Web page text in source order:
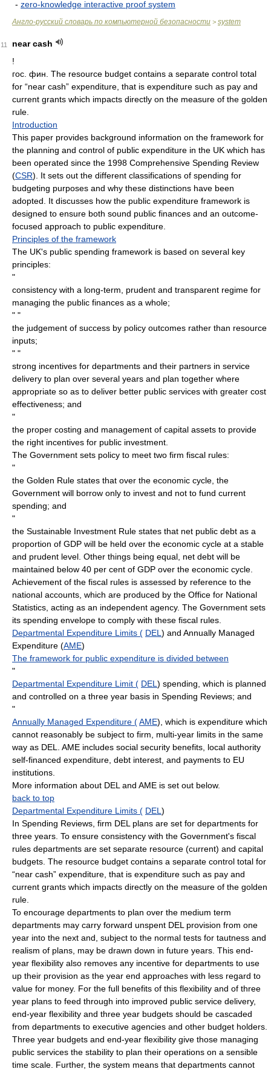
- zero-knowledge interactive proof system
Англо-русский словарь по компьютерной безопасности > system
11
near cash
!
гос. фин. The resource budget contains a separate control total
for “near cash” expenditure, that is expenditure such as pay and
current grants which impacts directly on the measure of the golden
rule.
Introduction
This paper provides background information on the framework for
the planning and control of public expenditure in the UK which has
been operated since the 1998 Comprehensive Spending Review
(CSR). It sets out the different classifications of spending for
budgeting purposes and why these distinctions have been
adopted. It discusses how the public expenditure framework is
designed to ensure both sound public finances and an outcome-
focused approach to public expenditure.
Principles of the framework
The UK's public spending framework is based on several key
principles:
"
consistency with a long-term, prudent and transparent regime for
managing the public finances as a whole;
" "
the judgement of success by policy outcomes rather than resource
inputs;
" "
strong incentives for departments and their partners in service
delivery to plan over several years and plan together where
appropriate so as to deliver better public services with greater cost
effectiveness; and
"
the proper costing and management of capital assets to provide
the right incentives for public investment.
The Government sets policy to meet two firm fiscal rules:
"
the Golden Rule states that over the economic cycle, the
Government will borrow only to invest and not to fund current
spending; and
"
the Sustainable Investment Rule states that net public debt as a
proportion of GDP will be held over the economic cycle at a stable
and prudent level. Other things being equal, net debt will be
maintained below 40 per cent of GDP over the economic cycle.
Achievement of the fiscal rules is assessed by reference to the
national accounts, which are produced by the Office for National
Statistics, acting as an independent agency. The Government sets
its spending envelope to comply with these fiscal rules.
Departmental Expenditure Limits ( DEL ) and Annually Managed
Expenditure (AME)
The framework for public expenditure is divided between
"
Departmental Expenditure Limit ( DEL ) spending, which is planned
and controlled on a three year basis in Spending Reviews; and
"
Annually Managed Expenditure (AME), which is expenditure which
cannot reasonably be subject to firm, multi-year limits in the same
way as DEL. AME includes social security benefits, local authority
self-financed expenditure, debt interest, and payments to EU
institutions.
More information about DEL and AME is set out below.
back to top
Departmental Expenditure Limits ( DEL )
In Spending Reviews, firm DEL plans are set for departments for
three years. To ensure consistency with the Government's fiscal
rules departments are set separate resource (current) and capital
budgets. The resource budget contains a separate control total for
“near cash” expenditure, that is expenditure such as pay and
current grants which impacts directly on the measure of the golden
rule.
To encourage departments to plan over the medium term
departments may carry forward unspent DEL provision from one
year into the next and, subject to the normal tests for tautness and
realism of plans, may be drawn down in future years. This end-
year flexibility also removes any incentive for departments to use
up their provision as the year end approaches with less regard to
value for money. For the full benefits of this flexibility and of three
year plans to feed through into improved public service delivery,
end-year flexibility and three year budgets should be cascaded
from departments to executive agencies and other budget holders.
Three year budgets and end-year flexibility give those managing
public services the stability to plan their operations on a sensible
time scale. Further, the system means that departments cannot